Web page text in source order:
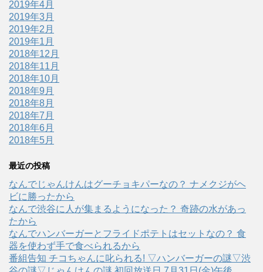
2019年4月
2019年3月
2019年2月
2019年1月
2018年12月
2018年11月
2018年10月
2018年9月
2018年8月
2018年7月
2018年6月
2018年5月
最近の投稿
なんでじゃんけんはグーチョキパーなの？ ナメクジがヘ
ビに勝ったから
なんで渋谷に人が集まるようになった？ 奇跡の水があっ
たから
なんでハンバーガーとフライドポテトはセットなの？ 食
器を使わず手で食べられるから
番組告知 チコちゃんに叱られる! ▽ハンバーガーの謎▽渋